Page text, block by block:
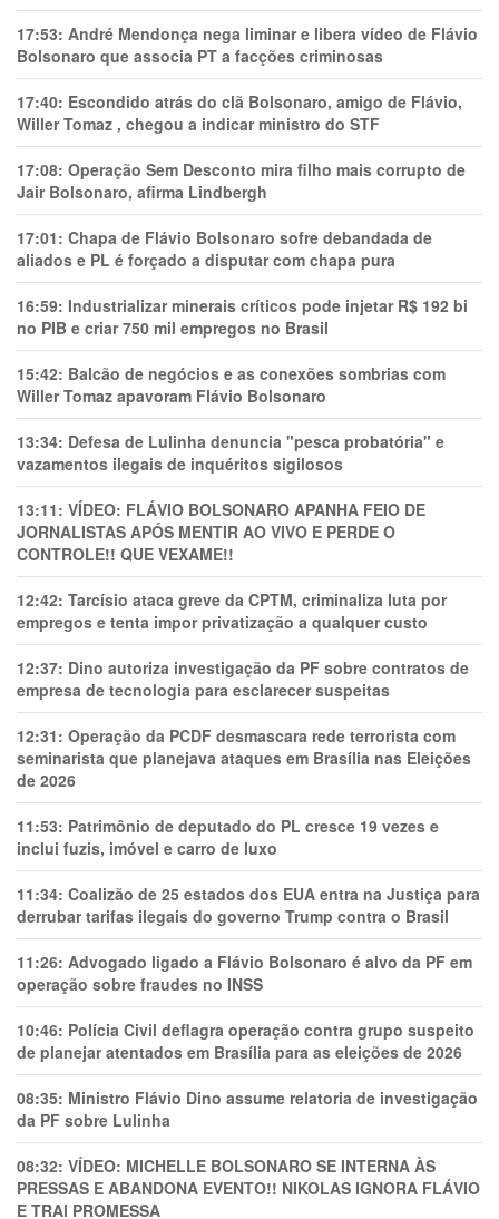
17:53: André Mendonça nega liminar e libera vídeo de Flávio
Bolsonaro que associa PT a facções criminosas
17:40: Escondido atrás do clã Bolsonaro, amigo de Flávio,
Willer Tomaz , chegou a indicar ministro do STF
17:08: Operação Sem Desconto mira filho mais corrupto de
Jair Bolsonaro, afirma Lindbergh
17:01: Chapa de Flávio Bolsonaro sofre debandada de
aliados e PL é forçado a disputar com chapa pura
16:59: Industrializar minerais críticos pode injetar R$ 192 bi
no PIB e criar 750 mil empregos no Brasil
15:42: Balcão de negócios e as conexões sombrias com
Willer Tomaz apavoram Flávio Bolsonaro
13:34: Defesa de Lulinha denuncia "pesca probatória" e
vazamentos ilegais de inquéritos sigilosos
13:11: VÍDEO: FLÁVIO BOLSONARO APANHA FEIO DE
JORNALISTAS APÓS MENTIR AO VIVO E PERDE O
CONTROLE!! QUE VEXAME!!
12:42: Tarcísio ataca greve da CPTM, criminaliza luta por
empregos e tenta impor privatização a qualquer custo
12:37: Dino autoriza investigação da PF sobre contratos de
empresa de tecnologia para esclarecer suspeitas
12:31: Operação da PCDF desmascara rede terrorista com
seminarista que planejava ataques em Brasília nas Eleições
de 2026
11:53: Patrimônio de deputado do PL cresce 19 vezes e
inclui fuzis, imóvel e carro de luxo
11:34: Coalizão de 25 estados dos EUA entra na Justiça para
derrubar tarifas ilegais do governo Trump contra o Brasil
11:26: Advogado ligado a Flávio Bolsonaro é alvo da PF em
operação sobre fraudes no INSS
10:46: Polícia Civil deflagra operação contra grupo suspeito
de planejar atentados em Brasília para as eleições de 2026
08:35: Ministro Flávio Dino assume relatoria de investigação
da PF sobre Lulinha
08:32: VÍDEO: MICHELLE BOLSONARO SE INTERNA ÀS
PRESSAS E ABANDONA EVENTO!! NIKOLAS IGNORA FLÁVIO
E TRAl PROMESSA